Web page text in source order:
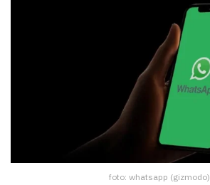
foto: whatsapp (gizmodo)